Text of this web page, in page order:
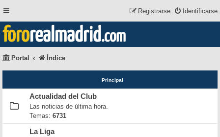
Identificarse
Registrarse
fororealmadrid.com
Portal Índice
Principal
Actualidad del Club
Las noticias de última hora.
Temas: 6731
La Liga